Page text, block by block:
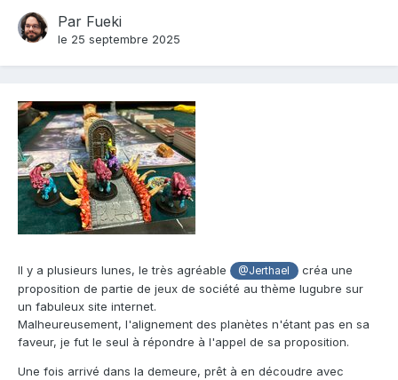
Par Fueki
le 25 septembre 2025
Il y a plusieurs lunes, le très agréable @Jerthael
créa une
proposition de partie de jeux de société au thème lugubre sur
un fabuleux site internet.
Malheureusement, l'alignement des planètes n'étant pas en sa
faveur, je fut le seul à répondre à l'appel de sa proposition.
Une fois arrivé dans la demeure, prêt à en découdre avec